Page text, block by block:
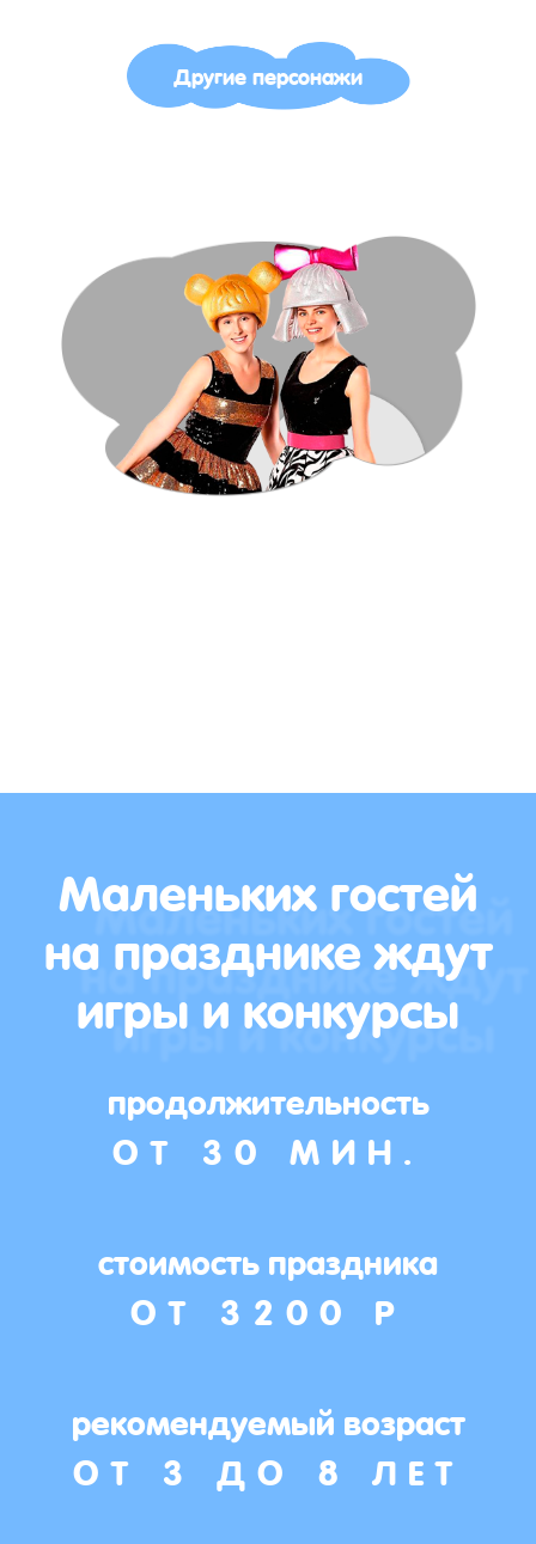
Другие персонажи
Маленьких гостей
на празднике ждут
игры и конкурсы
продолжительность
ОТ 30 МИН.
стоимость праздника
ОТ 3200 Р
рекомендуемый возраст
ОТ 3 ДО 8 ЛЕТ